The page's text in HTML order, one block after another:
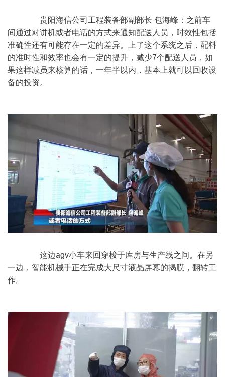
间通过对讲机或者电话的方式来通知配送人员，时效性包括
准确性还有可能存在一定的差异。上了这个系统之后，配料
的准时性和效率也会有一定的提升，减少7个配送人员，如
果这样减员来核算的话，一年半以内，基本上就可以回收设
备的投资。
一边，智能机械手正在完成大尺寸液晶屏幕的揭膜，翻转工
作。